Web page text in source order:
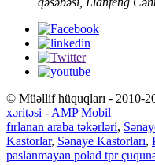
© Müəllif hüquqları - 2010-
xəritəsi - AMP Mobil
fırlanan araba təkərləri,
Kastorlar, Sənaye Kastorları,
paslanmayan polad tpr